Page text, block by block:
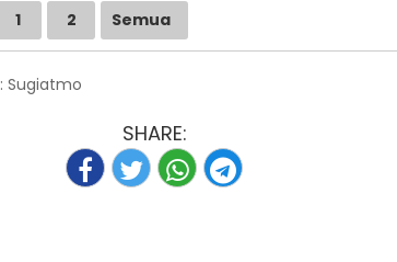
1 2 Semua
: Sugiatmo
SHARE: